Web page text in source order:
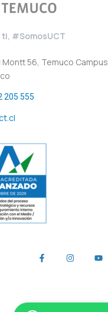
#SomosUCT
Montt 56, Temuco Campus
205 555